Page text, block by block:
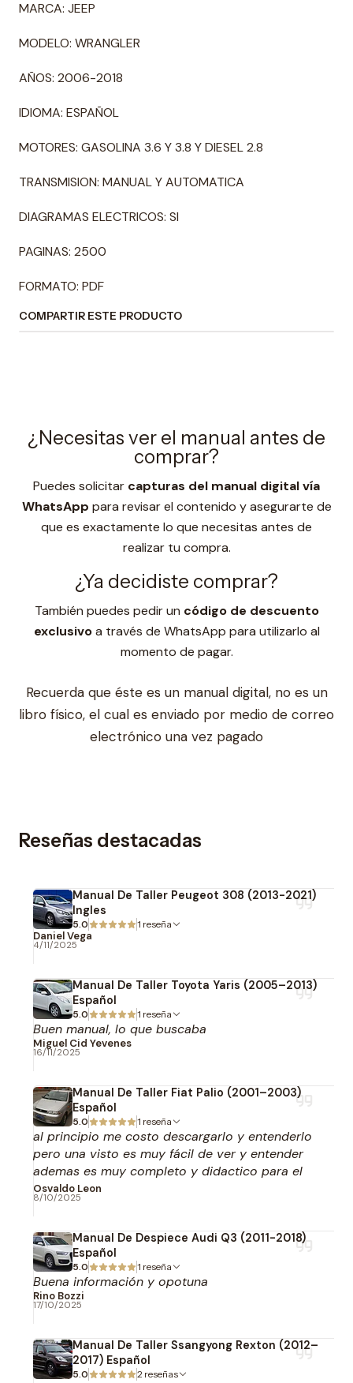
MARCA: JEEP
MODELO: WRANGLER
AÑOS: 2006-2018
IDIOMA: ESPAÑOL
MOTORES: GASOLINA 3.6 Y 3.8 Y DIESEL 2.8
TRANSMISION: MANUAL Y AUTOMATICA
DIAGRAMAS ELECTRICOS: SI
PAGINAS: 2500
FORMATO: PDF
COMPARTIR ESTE PRODUCTO
¿Necesitas ver el manual antes de
comprar?
Puedes solicitar capturas del manual digital vía
WhatsApp para revisar el contenido y asegurarte de
que es exactamente lo que necesitas antes de
realizar tu compra.
¿Ya decidiste comprar?
También puedes pedir un código de descuento
exclusivoa través de WhatsApp para utilizarlo al
momento de pagar.
Recuerda que éste es un manual digital, no es un
libro físico, el cual es enviado por medio de correo
electrónico una vez pagado
Reseñas destacadas
Manual De Taller Peugeot 308 (2013-2021)
Ingles
5.0 1 reseña
Daniel Vega
4/11/2025
Manual De Taller Toyota Yaris (2005–2013)
Español
5.0 1 reseña
Buen manual, lo que buscaba
Miguel Cid Yevenes
16/11/2025
Manual De Taller Fiat Palio (2001–2003)
Español
5.0 1 reseña
al principio me costo descargarlo y entenderlo
pero una visto es muy fácil de ver y entender
ademas es muy completo y didactico para el
usuario 100% recomendable. La asistencia de
multimanuales muy atenta a mis consultas
Osvaldo Leon
8/10/2025
Manual De Despiece Audi Q3 (2011-2018)
Español
5.0 1 reseña
Buena información y opotuna
Rino Bozzi
17/10/2025
Manual De Taller Ssangyong Rexton (2012–
2017) Español
5.0 2 reseñas